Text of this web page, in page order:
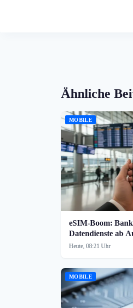
Ähnliche
MOBILE
eSIM-Boom:
Datendienste ab
Heute, 08:21 Uhr
MOBILE